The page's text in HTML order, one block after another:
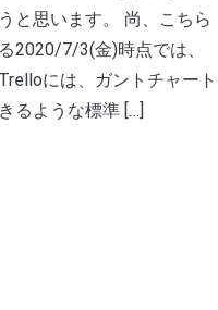
と思います。 尚、こちら
2020/7/3(金)時点では、
には、ガントチャート
るような標準 […]